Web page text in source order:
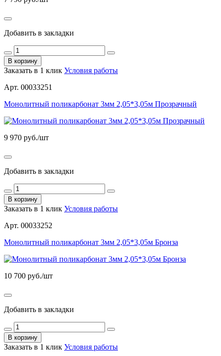
Добавить в закладки
В корзину
Заказать в 1 клик Условия работы
Арт. 00033251
Монолитный поликарбонат 3мм 2,05*3,05м Прозрачный
9 970 руб./шт
Добавить в закладки
В корзину
Заказать в 1 клик Условия работы
Арт. 00033252
Монолитный поликарбонат 3мм 2,05*3,05м Бронза
10 700 руб./шт
Добавить в закладки
В корзину
Заказать в 1 клик Условия работы